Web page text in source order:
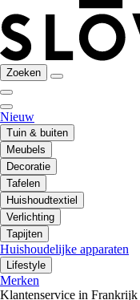
Zoeken
Nieuw
Tuin & buiten
Meubels
Decoratie
Tafelen
Huishoudtextiel
Verlichting
Tapijten
Huishoudelijke apparaten
Lifestyle
Merken
Klantenservice in Frankrijk